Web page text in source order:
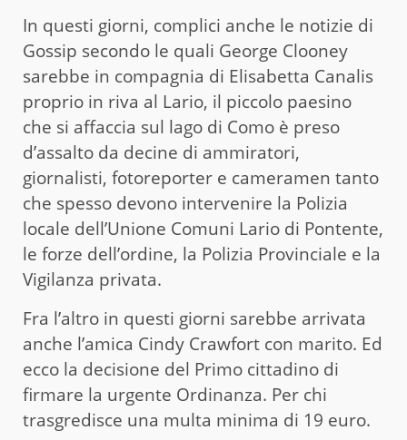
In questi giorni, complici anche le notizie di
Gossip secondo le quali George Clooney
sarebbe in compagnia di Elisabetta Canalis
proprio in riva al Lario, il piccolo paesino
che si affaccia sul lago di Como è preso
d’assalto da decine di ammiratori,
giornalisti, fotoreporter e cameramen tanto
che spesso devono intervenire la Polizia
locale dell’Unione Comuni Lario di Pontente,
le forze dell’ordine, la Polizia Provinciale e la
Vigilanza privata.
Fra l’altro in questi giorni sarebbe arrivata
anche l’amica Cindy Crawfort con marito. Ed
ecco la decisione del Primo cittadino di
firmare la urgente Ordinanza. Per chi
trasgredisce una multa minima di 19 euro.